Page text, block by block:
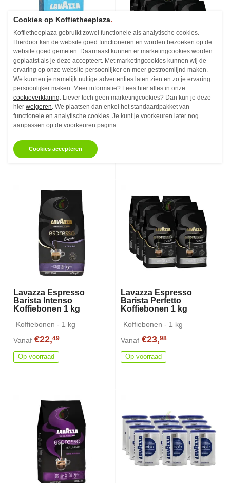
Lavazza Decaffeinato
Filterkoffie 250 gram
Cafeinevrij - 250 gram
Vanaf
€5,68
Op voorraad
Lavazza Espresso
Barista Gran Crema
Koffiebonen 1 kg
Koffiebonen - 1 kg
Lavazza Espresso
Barista Intenso
Koffiebonen 1 kg
Koffiebonen - 1 kg
Vanaf €22,49
Op voorraad
Lavazza Espresso
Barista Perfetto
Koffiebonen 1 kg
Koffiebonen - 1 kg
Vanaf €23,98
Op voorraad
Cookies op Koffietheeplaza.
Koffietheeplaza gebruikt zowel functionele als analytische cookies.
Hierdoor kan de website goed functioneren en worden bezoeken op de
website goed gemeten. Daarnaast kunnen er marketingcookies worden
geplaatst als je deze accepteert. Met marketingcookies kunnen wij de
ervaring op onze website persoonlijker en meer gestroomlijnd maken.
We kunnen je namelijk nuttige advertenties laten zien en zo je ervaring
persoonlijker maken. Meer informatie? Lees hier alles in onze
cookieverklaring. Liever toch geen marketingcookies? Dan kun je deze
hier weigeren. We plaatsen dan enkel het standaardpakket van
functionele en analytische cookies. Je kunt je voorkeuren later nog
aanpassen op de voorkeuren pagina.
Cookies accepteren